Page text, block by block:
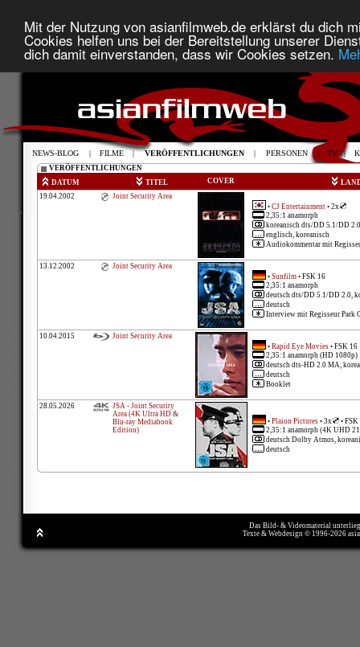
Mit der Nutzung von asianfilmweb.de erklärst du dich
Cookies helfen uns bei der Bereitstellung unserer
dich damit einverstanden, dass wir Cookies setzen.
NEWS-BLOG | FILME | VERÖFFENTLICHUNGEN | PERSONEN | TV |
VERÖFFENTLICHUNGEN
DATUM
TITEL COVER
19.04.2002
Joint Security Area
• CJ Entertainment • 2x
2,35:1 anamorph
koreanisch dts/DD 5.1/DD 2.0
englisch, koreanisch
Audiokommentar mit
13.12.2002
Joint Security Area
• Sunfilm • FSK 16
2,35:1 anamorph
deutsch dts/DD 5.1/DD 2.0,
deutsch
Interview mit Regisseur Park
10.04.2015
Joint Security Area
• Rapid Eye Movies • FSK 16
2,35:1 anamorph (HD 1080p)
deutsch dts-HD 2.0 MA,
deutsch
Booklet
28.05.2026
JSA - Joint Security
Area (4K Ultra HD &
Blu-ray Mediabook
Edition)
• Plaion Pictures • 3x
• FSK
2,35:1 anamorph (4K UHD
deutsch Dolby Atmos,
deutsch
Das Bild- & Videomaterial
Texte & Webdesign © 1996-2026